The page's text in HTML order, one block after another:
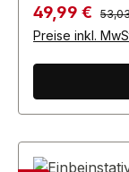
49,99 €
Preise inkl.